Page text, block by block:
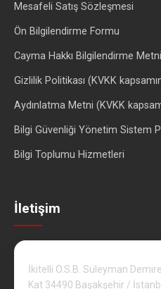
Mesafeli Satış Sözleşmesi
Ön Bilgilendirme Formu
Cayma Hakkı Bilgilendirme Metni
Gizlilik Politikası (KVKK
Aydınlatma Metni (KVKK
Bilgi Güvenliği Yönetim Sistem
Bilgi Toplumu Hizmetleri
İletişim
İkitelli O.S.B. Süleyman
Kat 34490 Başakşehir /